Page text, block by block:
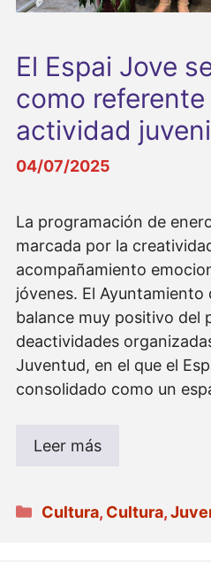
El Espai Jove
como referente
actividad
04/07/2025
La programación de
marcada por la
acompañamiento
jóvenes. El Ayuntamiento
balance muy positivo del
deactividades
Juventud, en el que el
consolidado como un
Leer más
Categorías
Cultura, Cultura,